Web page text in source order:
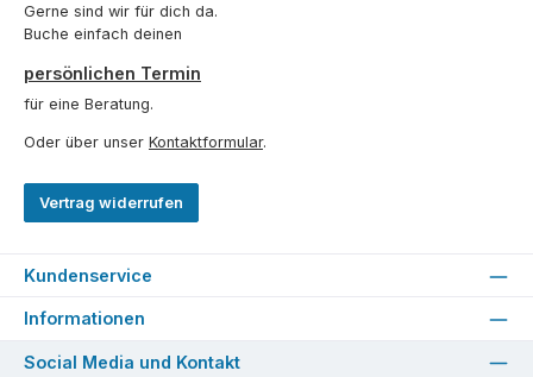
Gerne sind wir für dich da.
Buche einfach deinen
persönlichen Termin
für eine Beratung.
Oder über unser Kontaktformular.
Vertrag widerrufen
Kundenservice
Informationen
Social Media und Kontakt